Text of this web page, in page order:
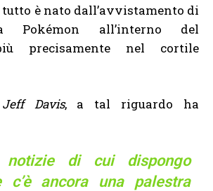
è nato dall’avvistamento di
Pokémon all’interno del
precisamente nel cortile
Jeff Davis, a tal riguardo ha
di cui dispongo
c’è ancora una palestra